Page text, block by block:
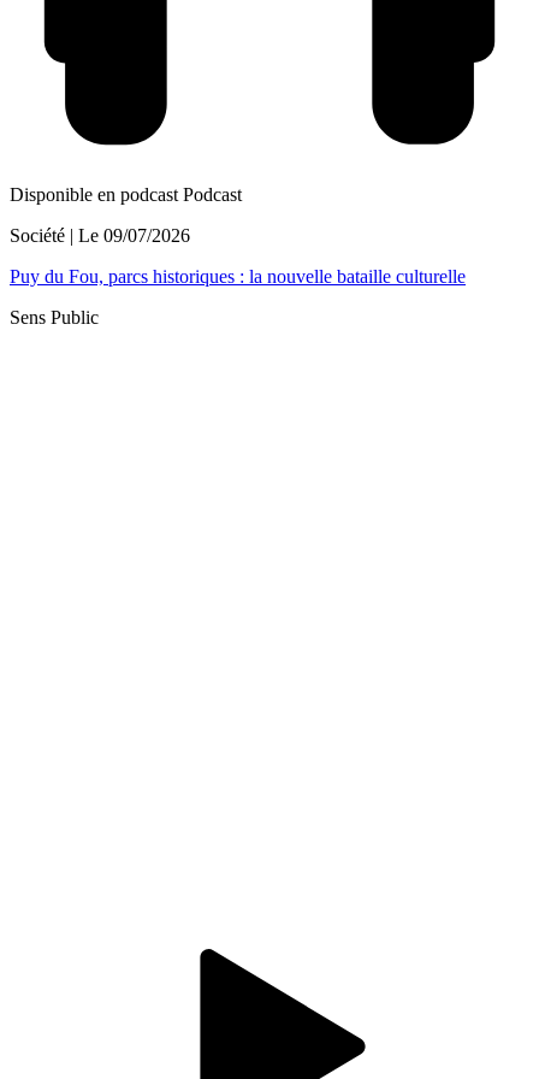
Disponible en podcast Podcast
Société | Le 09/07/2026
Puy du Fou, parcs historiques : la nouvelle bataille culturelle
Sens Public